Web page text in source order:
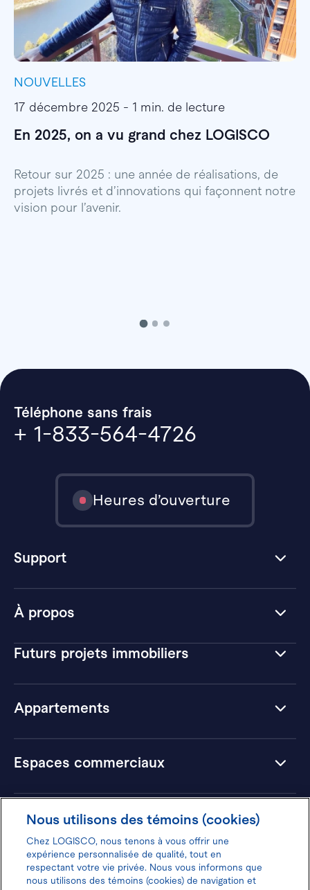
NOUVELLES
17 décembre 2025 - 1 min. de lecture
En 2025, on a vu grand chez LOGISCO
Retour sur 2025 : une année de réalisations, de
projets livrés et d’innovations qui façonnent notre
vision pour l’avenir.
À propos
Futurs projets immobiliers
Appartements
Espaces commerciaux
Hôtels
Téléphone sans frais
+ 1-833-564-4726
Heures d’ouverture
Support
Nous utilisons des témoins (cookies)
Chez LOGISCO, nous tenons à vous offrir une
expérience personnalisée de qualité, tout en
respectant votre vie privée. Nous vous informons que
nous utilisons des témoins (cookies) de navigation et